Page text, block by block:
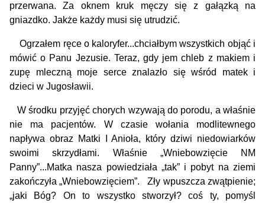
przerwana. Za oknem kruk męczy się z gałązką na
gniazdko. Jakże każdy musi się utrudzić.
Ogrzałem ręce o kaloryfer...chciałbym wszystkich objąć i
mówić o Panu Jezusie. Teraz, gdy jem chleb z makiem i
zupę mleczną moje serce znalazło się wśród matek i
dzieci w Jugosławii.
W środku przyjęć chorych wzywają do porodu, a właśnie
nie ma pacjentów. W czasie wołania modlitewnego
napływa obraz Matki I Anioła, który dziwi niedowiarków
swoimi skrzydłami. Właśnie „Wniebowzięcie NM
Panny”...Matka nasza powiedziała „tak” i pobyt na ziemi
zakończyła „Wniebowzięciem”. Zły wpuszcza zwątpienie;
„jaki Bóg? On to wszystko stworzył? coś ty, pomyśl